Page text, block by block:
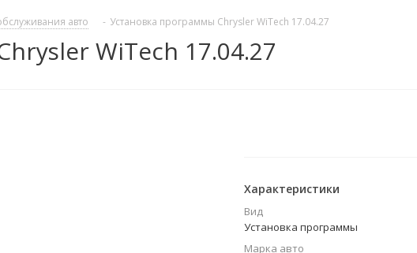
авто - Установка программы Chrysler WiTech 17.04.27
WiTech 17.04.27
Характеристики
Вид
Установка программы
Марка авто